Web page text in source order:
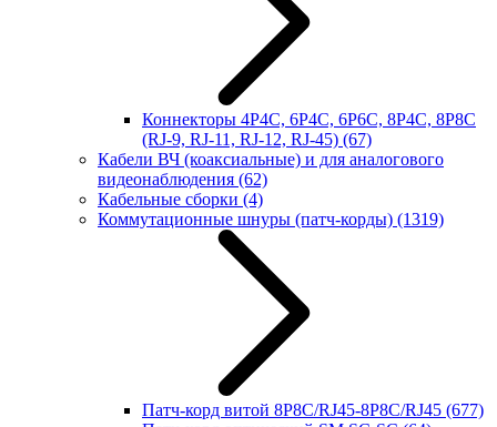
Коннекторы 4P4C, 6P4C, 6P6C, 8P4C, 8P8C
(RJ-9, RJ-11, RJ-12, RJ-45) (67)
Кабели ВЧ (коаксиальные) и для аналогового
видеонаблюдения (62)
Кабельные сборки (4)
Коммутационные шнуры (патч-корды) (1319)
Патч-корд витой 8P8C/RJ45-8P8C/RJ45 (677)